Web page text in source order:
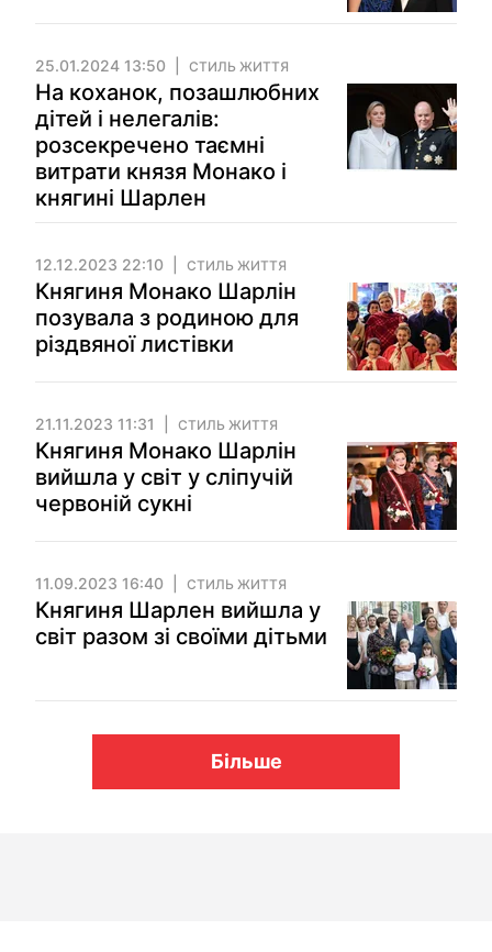
25.01.2024 13:50 СТИЛЬ ЖИТТЯ
На коханок, позашлюбних
дітей і нелегалів:
розсекречено таємні
витрати князя Монако і
княгині Шарлен
12.12.2023 22:10 СТИЛЬ ЖИТТЯ
Княгиня Монако Шарлін
позувала з родиною для
різдвяної листівки
21.11.2023 11:31 СТИЛЬ ЖИТТЯ
Княгиня Монако Шарлін
вийшла у світ у сліпучій
червоній сукні
11.09.2023 16:40 СТИЛЬ ЖИТТЯ
Княгиня Шарлен вийшла у
світ разом зі своїми дітьми
Більше